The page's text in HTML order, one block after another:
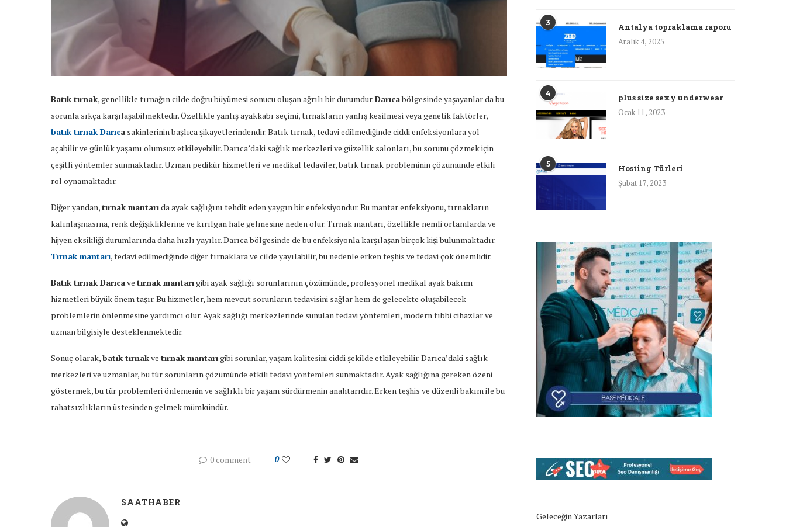
Batık tırnak, genellikle tırnağın cilde doğru büyümesi sonucu oluşan ağrılı bir durumdur.Darıcabölgesinde yaşayanlar da bu
sorunla sıkça karşılaşabilmektedir. Özellikle yanlış ayakkabı seçimi, tırnakların yanlış kesilmesi veya genetik faktörler,
batık tırnak Darıca sakinlerinin başlıca şikayetlerindendir. Batık tırnak, tedavi edilmediğinde ciddi enfeksiyonlara yol
açabilir ve günlük yaşamı olumsuz etkileyebilir. Darıca’daki sağlık merkezleri ve güzellik salonları, bu sorunu çözmek için
çeşitli yöntemler sunmaktadır. Uzman pedikür hizmetleri ve medikal tedaviler, batık tırnak probleminin çözümünde etkili
rol oynamaktadır.
Diğer yandan,tırnak mantarıda ayak sağlığını tehdit eden yaygın bir enfeksiyondur. Bu mantar enfeksiyonu, tırnakların
kalınlaşmasına, renk değişikliklerine ve kırılgan hale gelmesine neden olur. Tırnak mantarı, özellikle nemli ortamlarda ve
hijyen eksikliği durumlarında daha hızlı yayılır. Darıca bölgesinde de bu enfeksiyonla karşılaşan birçok kişi bulunmaktadır.
Tırnak mantarı, tedavi edilmediğinde diğer tırnaklara ve cilde yayılabilir, bu nedenle erken teşhis ve tedavi çok önemlidir.
Batık tırnak Darıcave tırnak mantarıgibi ayak sağlığı sorunlarının çözümünde, profesyonel medikal ayak bakımı
hizmetleri büyük önem taşır. Bu hizmetler, hem mevcut sorunların tedavisini sağlar hem de gelecekte oluşabilecek
problemlerin önlenmesine yardımcı olur. Ayak sağlığı merkezlerinde sunulan tedavi yöntemleri, modern tıbbi cihazlar ve
uzman bilgisiyle desteklenmektedir.
Sonuç olarak,batık tırnakve tırnak mantarıgibi sorunlar, yaşam kalitesini ciddi şekilde etkileyebilir. Darıca’daki sağlık
merkezleri ve uzmanlar, bu tür sorunların çözümünde etkili tedavi yöntemleri sunmaktadır. Ayak sağlığına gereken özeni
göstermek, bu tür problemleri önlemenin ve sağlıklı bir yaşam sürdürmenin anahtarıdır. Erken teşhis ve düzenli bakım ile bu
rahatsızlıkların üstesinden gelmek mümkündür.
0 comment 0
SAATHABER
3
Antalya topraklama raporu
Aralık 4, 2025
4
plus size sexy underwear
Ocak 11, 2023
5
Hosting Türleri
Şubat 17, 2023
Geleceğin Yazarları